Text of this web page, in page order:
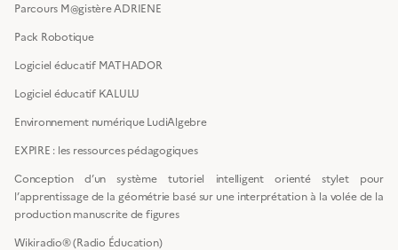
Parcours M@gistère ADRIENE
Pack Robotique
Logiciel éducatif MATHADOR
Logiciel éducatif KALULU
Environnement numérique LudiAlgebre
EXPIRE : les ressources pédagogiques
Conception d’un système tutoriel intelligent orienté stylet pour
l’apprentissage de la géométrie basé sur une interprétation à la volée de la
production manuscrite de figures
Wikiradio® (Radio Éducation)